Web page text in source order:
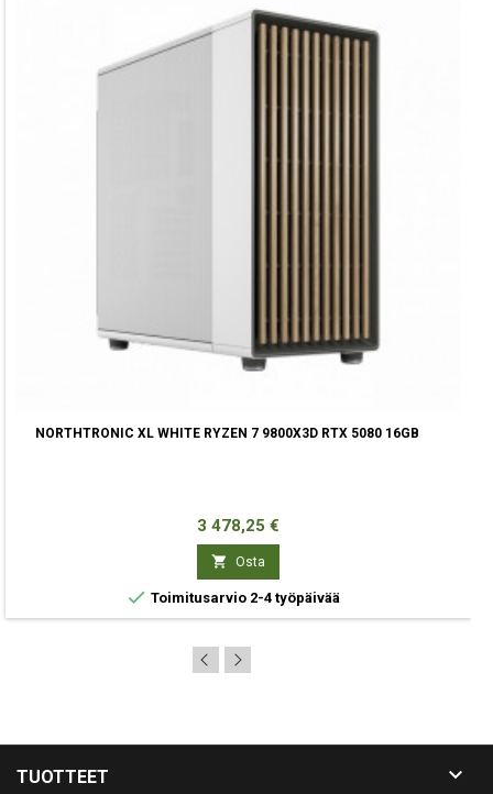
NORTHTRONIC XL WHITE RYZEN 7 9800X3D RTX 5080 16GB
Hinta
3 478,25 €
 Osta
 Toimitusarvio 2-4 työpäivää
TUOTTEET 